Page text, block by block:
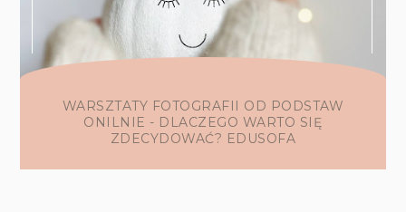
WARSZTATY FOTOGRAFII OD PODSTAW
ONILNIE - DLACZEGO WARTO SIĘ
ZDECYDOWAĆ? EDUSOFA